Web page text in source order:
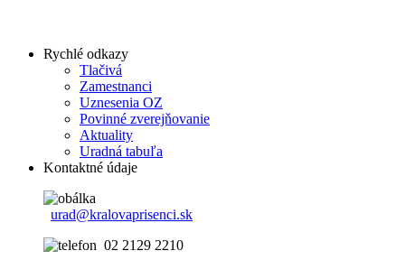
Rychlé odkazy
Tlačivá
Zamestnanci
Uznesenia OZ
Povinné zverejňovanie
Aktuality
Uradná tabuľa
Kontaktné údaje
urad@kralovaprisenci.sk
02 2129 2210